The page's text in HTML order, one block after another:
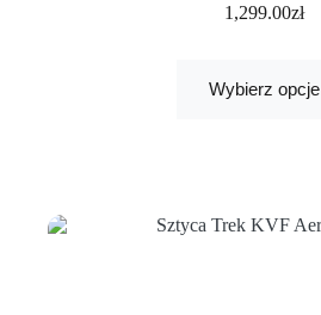
1,299.00zł
Wybierz opcje